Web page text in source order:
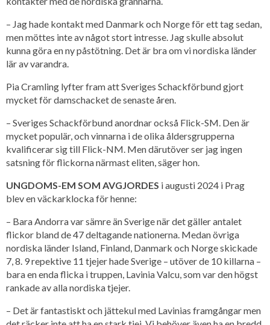
– Jag hade kontakt med Danmark och Norge för ett tag sedan,
men möttes inte av något stort intresse. Jag skulle absolut
kunna göra en ny påstötning. Det är bra om vi nordiska länder
lär av varandra.
Pia Cramling lyfter fram att Sveriges Schackförbund gjort
mycket för damschacket de senaste åren.
– Sveriges Schackförbund anordnar också Flick-SM. Den är
mycket populär, och vinnarna i de olika åldersgrupperna
kvalificerar sig till Flick-NM. Men därutöver ser jag ingen
satsning för flickorna närmast eliten, säger hon.
UNGDOMS-EM SOM AVGJORDES i augusti 2024 i Prag
blev en väckarklocka för henne:
– Bara Andorra var sämre än Sverige när det gäller antalet
flickor bland de 47 deltagande nationerna. Medan övriga
nordiska länder Island, Finland, Danmark och Norge skickade
7, 8. 9 repektive 11 tjejer hade Sverige – utöver de 10 killarna –
bara en enda flicka i truppen, Lavinia Valcu, som var den högst
rankade av alla nordiska tjejer.
– Det är fantastiskt och jättekul med Lavinias framgångar men